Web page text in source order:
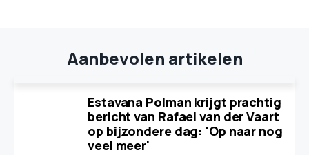
Aanbevolen artikelen
Estavana Polman krijgt prachtig
bericht van Rafael van der Vaart
op bijzondere dag: 'Op naar nog
veel meer'